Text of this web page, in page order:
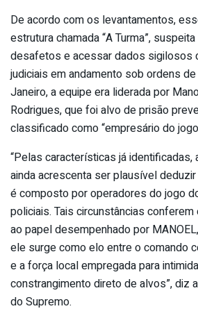
De acordo com os levantamentos,
estrutura chamada “A Turma”,
desafetos e acessar dados sigilosos
judiciais em andamento sob ordens
Janeiro, a equipe era liderada por
Rodrigues, que foi alvo de prisão
classificado como “empresário do
“Pelas características já identificadas,
ainda acrescenta ser plausível
é composto por operadores do jogo
policiais. Tais circunstâncias
ao papel desempenhado por
ele surge como elo entre o comando
e a força local empregada para
constrangimento direto de alvos”, diz
do Supremo.